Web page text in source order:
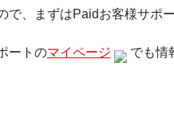
、まずはPaidお客様サポ
ートのマイページ
でも情